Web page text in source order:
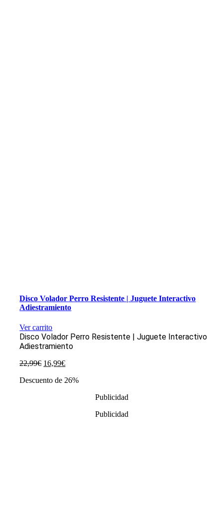
Disco Volador Perro Resistente | Juguete Interactivo
Adiestramiento
Ver carrito
Disco Volador Perro Resistente | Juguete Interactivo
Adiestramiento
22,99€ El
original
16,99€El
actual
Descuento de 26%
Publicidad
Publicidad